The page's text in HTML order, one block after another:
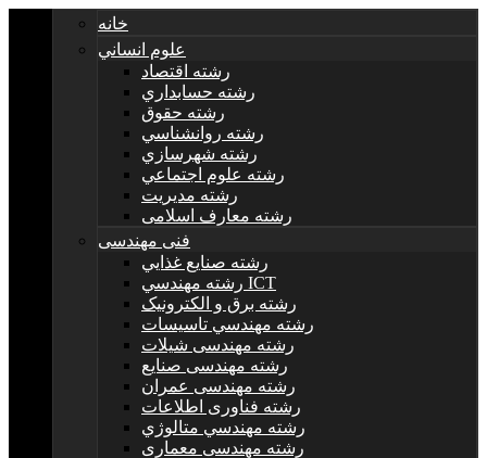
خانه
علوم انساني
رشته اقتصاد
رشته حسابداري
رشته حقوق
رشته روانشناسي
رشته شهرسازي
رشته علوم اجتماعي
رشته مديريت
رشته معارف اسلامی
فنی مهندسی
رشته صنايع غذايي
رشته مهندسي ICT
رشته برق و الکترونيک
رشته مهندسي تاسيسات
رشته مهندسی شیلات
رشته مهندسی صنایع
رشته مهندسی عمران
رشته فناوری اطلاعات
رشته مهندسي متالوژي
رشته مهندسی معماری